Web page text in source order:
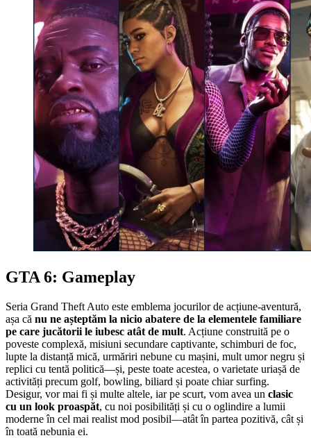
GTA 6: Gameplay
Seria Grand Theft Auto este emblema jocurilor de acțiune-aventură,
așa că nu ne așteptăm la nicio abatere de la elementele familiare
pe care jucătorii le iubesc atât de mult. Acțiune construită pe o
poveste complexă, misiuni secundare captivante, schimburi de foc,
lupte la distanță mică, urmăriri nebune cu mașini, mult umor negru și
replici cu tentă politică—și, peste toate acestea, o varietate uriașă de
activități precum golf, bowling, biliard și poate chiar surfing.
Desigur, vor mai fi și multe altele, iar pe scurt, vom avea un clasic
cu un look proaspăt, cu noi posibilități și cu o oglindire a lumii
moderne în cel mai realist mod posibil—atât în partea pozitivă, cât și
în toată nebunia ei.